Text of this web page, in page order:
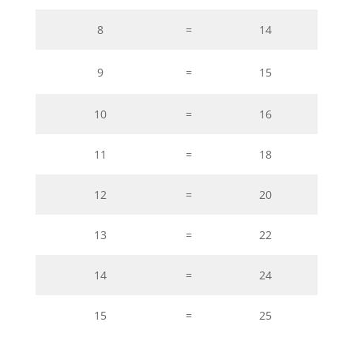
8 = 14
9 = 15
10 = 16
11 = 18
12 = 20
13 = 22
14 = 24
15 = 25